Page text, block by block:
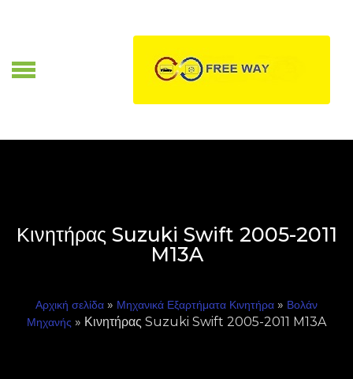
Κινητήρας Suzuki Swift 2005-2011
M13A
Αρχική σελίδα » Μηχανικά Εξαρτήματα Κινητήρα » Βολάν
Μηχανής » Κινητήρας Suzuki Swift 2005-2011 M13A